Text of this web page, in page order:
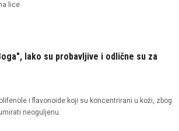
lice.
lako su probavljive i odlične su za
i flavonoide koji su koncentrirani u koži, zbog
neoguljenu.